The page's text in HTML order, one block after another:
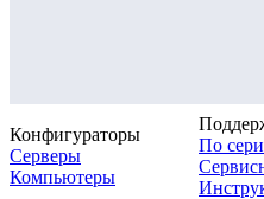
Конфигураторы
Серверы
Компьютеры
По